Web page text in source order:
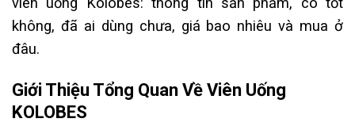
không, đã ai dùng chưa, giá bao nhiêu và mua ở
đâu.
Giới Thiệu Tổng Quan Về Viên Uống
KOLOBES